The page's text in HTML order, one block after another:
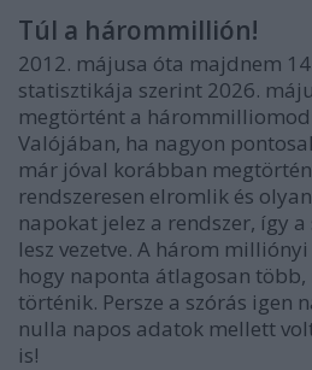
Túl a hárommillión!
2012. májusa óta majdnem
statisztikája szerint 2026.
megtörtént a
Valójában, ha nagyon
már jóval korábban
rendszeresen elromlik és
napokat jelez a rendszer, így
lesz vezetve. A három
hogy naponta átlagosan
történik. Persze a szórás igen
nulla napos adatok mellett
is!